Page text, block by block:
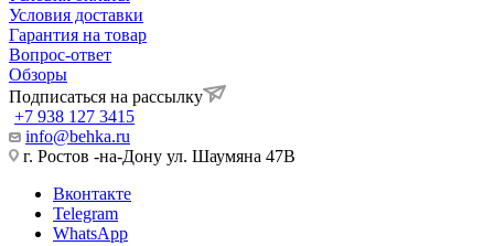
Условия доставки
Гарантия на товар
Вопрос-ответ
Обзоры
Подписаться на рассылку
+7 938 127 3415
info@behka.ru
г. Ростов -на-Дону ул. Шаумяна 47В
Вконтакте
Telegram
WhatsApp